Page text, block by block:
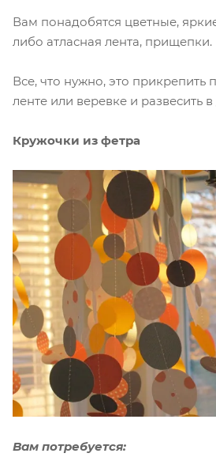
Вам понадобятся цветные,
либо атласная лента, прищепки.
Все, что нужно, это
ленте или веревке и развесить
Кружочки из фетра
Вам потребуется: